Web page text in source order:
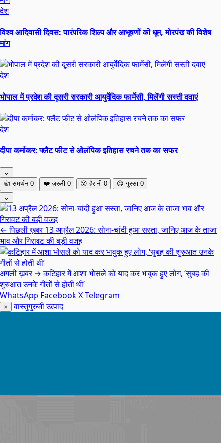
देश
विश्व आदिवासी दिवस: पारंपरिक शिल्प और आभूषणों की धूम, मोरपंख की विशेष
मांग
देश
भोपाल में प्रदेश की दूसरी सरकारी आयुर्वेदिक फार्मेसी, मिलेंगी सस्ती दवाएं
देश
दीपा कर्माकर: फ्लैट फीट से ओलंपिक इतिहास रचने तक का सफर
⌄
👍 समर्थन 0 ❤️ ज़रूरी 0 😮 हैरानी 0 😡 गुस्सा 0
⌄
← पिछली ख़बर13 अप्रैल 2026: सोना-चांदी हुआ सस्ता, जानिए आज के ताजा
भाव और गिरावट की बड़ी वजह
अगली ख़बर →कटिहार में आशा भोसले को याद कर भावुक हुए लोग, ‘सुबह की
शुरुआत उनके गीतों से होती थी’
WhatsApp FacebookXTelegram
× वास्तुगुरुजी उत्पाद